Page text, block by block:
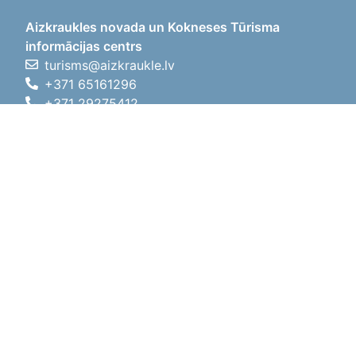
Aizkraukles novada un Kokneses Tūrisma
informācijas centrs
turisms@aizkraukle.lv
+371 65161296
+371 29275412